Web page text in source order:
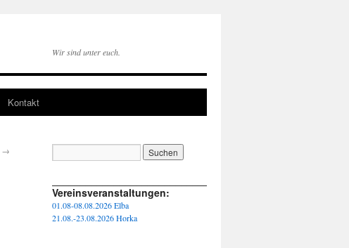
Wir sind unter euch.
Kontakt
→
Vereinsveranstaltungen:
01.08-08.08.2026 Elba
21.08.-23.08.2026 Horka